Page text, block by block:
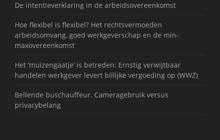
De intentieverklaring in de arbeidsovereenkomst
Hoe flexibel is flexibel? Het rechtsvermoeden
arbeidsomvang, goed werkgeverschap en de min-
maxovereenkomst
Het ‘muizengaatje’ is betreden: Ernstig verwijtbaar
handelen werkgever levert billijke vergoeding op (WWZ)
Bellende buschauffeur. Cameragebruik versus
privacybelang